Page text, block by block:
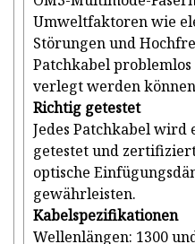
Umweltfaktoren wie
Störungen und
Patchkabel
verlegt werden
Richtig getestet
Jedes Patchkabel wird
getestet und
optische
gewährleisten.
Kabelspezifikationen
Wellenlängen: 1300